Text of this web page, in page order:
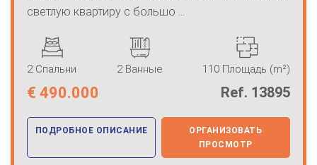
светлую квартиру с большо ...
2 Спальни 2 Ванные 110 Площадь (m²)
€ 490.000 Ref. 13895
ПОДРОБНОЕ ОПИСАНИЕ
ОРГАНИЗОВАТЬ
ПРОСМОТР